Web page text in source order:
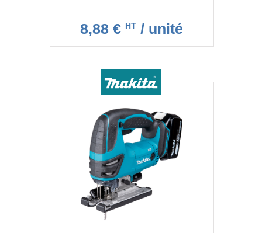
8,88 € HT / unité